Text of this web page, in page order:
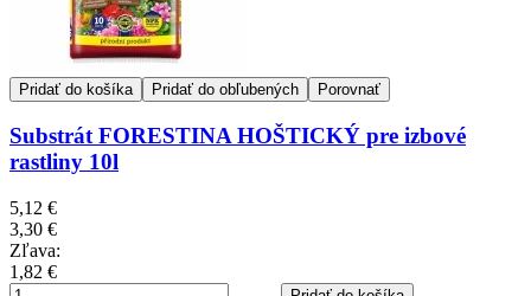
Pridať do košíka Pridať do obľubených Porovnať
Substrát FORESTINA HOŠTICKÝ pre izbové
rastliny 10l
5,12 €
3,30 €
Zľava:
1,82 €